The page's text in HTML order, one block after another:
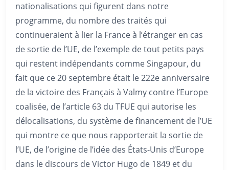
nationalisations qui figurent dans notre
programme, du nombre des traités qui
continueraient à lier la France à l’étranger en cas
de sortie de l’UE, de l’exemple de tout petits pays
qui restent indépendants comme Singapour, du
fait que ce 20 septembre était le 222e anniversaire
de la victoire des Français à Valmy contre l’Europe
coalisée, de l’article 63 du TFUE qui autorise les
délocalisations, du système de financement de l’UE
qui montre ce que nous rapporterait la sortie de
l’UE, de l’origine de l’idée des États-Unis d’Europe
dans le discours de Victor Hugo de 1849 et du